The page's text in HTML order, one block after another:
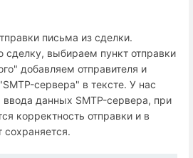
письма из сделки.
выбираем пункт отправки
добавляем отправителя и
сервера" в тексте. У нас
данных SMTP-сервера, при
корректность отправки и в
сохраняется.